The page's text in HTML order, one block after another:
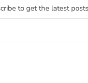
to get the latest